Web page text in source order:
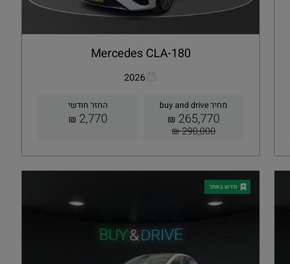
Mercedes CLA-180
2026
מחיר buy and drive
265,770
₪
290,000 ₪
החזר חודשי
2,770
₪
העתקת קישור Whatsapp
קבלת הצעה
חדש באתר